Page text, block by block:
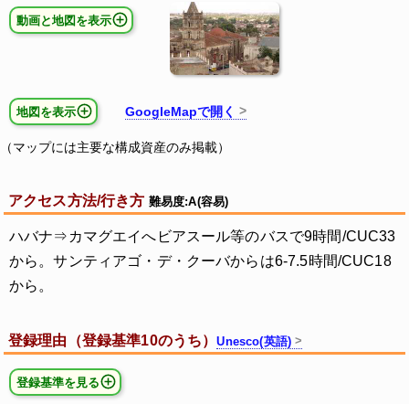
動画と地図を表示
地図を表示 GoogleMapで開く
（マップには主要な構成資産のみ掲載）
アクセス方法/行き方 難易度:A(容易)
ハバナ⇒カマグエイへビアスール等のバスで9時間/CUC33
から。サンティアゴ・デ・クーバからは6-7.5時間/CUC18
から。
登録理由（登録基準10のうち）Unesco(英語)
登録基準を見る